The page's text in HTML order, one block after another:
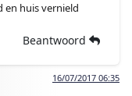
en huis vernield
Beantwoord
16/07/2017 06:35